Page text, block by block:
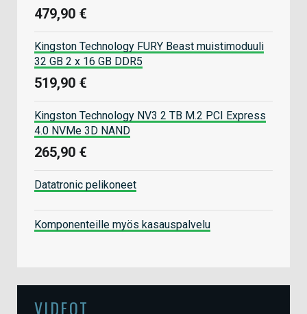
479,90 €
Kingston Technology FURY Beast muistimoduuli
32 GB 2 x 16 GB DDR5
519,90 €
Kingston Technology NV3 2 TB M.2 PCI Express
4.0 NVMe 3D NAND
265,90 €
Datatronic pelikoneet
Komponenteille myös kasauspalvelu
VIDEOT